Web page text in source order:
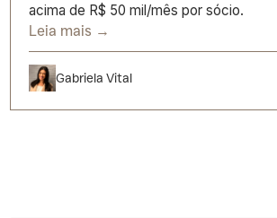
acima de R$ 50 mil/mês por sócio.
Leia mais →
Gabriela Vital